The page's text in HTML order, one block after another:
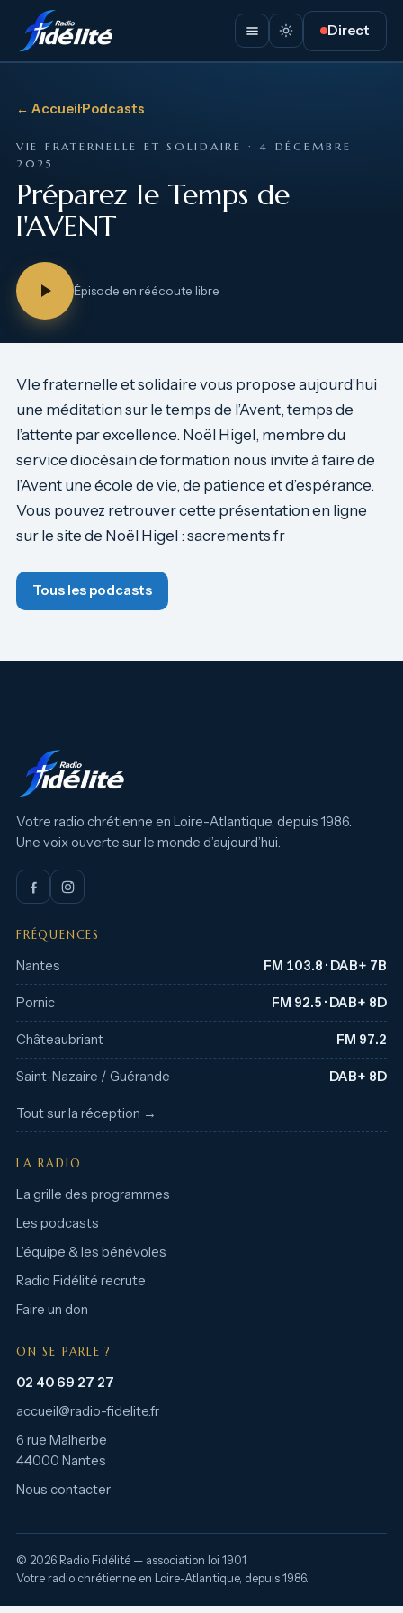
Direct
← Accueil·Podcasts
VIE FRATERNELLE ET SOLIDAIRE · 4 DÉCEMBRE
2025
Préparez le Temps de
l'AVENT
Épisode en réécoute libre
VIe fraternelle et solidaire vous propose aujourd’hui
une méditation sur le temps de l’Avent, temps de
l’attente par excellence. Noël Higel, membre du
service diocèsain de formation nous invite à faire de
l’Avent une école de vie, de patience et d’espérance.
Vous pouvez retrouver cette présentation en ligne
sur le site de Noël Higel : sacrements.fr
Tous les podcasts
Votre radio chrétienne en Loire-Atlantique, depuis 1986.
Une voix ouverte sur le monde d’aujourd’hui.
FRÉQUENCES
Nantes FM 103.8 · DAB+ 7B
Pornic FM 92.5 · DAB+ 8D
Châteaubriant FM 97.2
Saint-Nazaire / Guérande DAB+ 8D
Tout sur la réception →
LA RADIO
La grille des programmes
Les podcasts
L’équipe & les bénévoles
Radio Fidélité recrute
Faire un don
ON SE PARLE ?
02 40 69 27 27
accueil@radio-fidelite.fr
6 rue Malherbe
44000 Nantes
Nous contacter
© 2026 Radio Fidélité — association loi 1901
Votre radio chrétienne en Loire-Atlantique, depuis 1986.